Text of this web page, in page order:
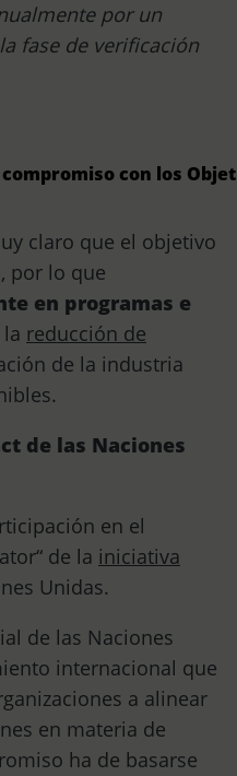
por un
fase de verificación
con los
claro que el objetivo
por lo que
en programas e
reducción de
de la industria
de las Naciones
en el
de la iniciativa
Unidas.
de las Naciones
internacional que
a alinear
en materia de
ha de basarse